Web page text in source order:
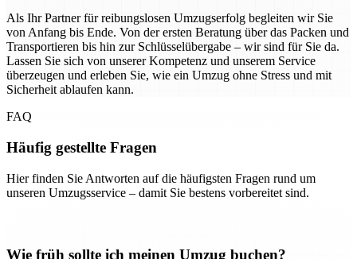
Als Ihr Partner für reibungslosen Umzugserfolg begleiten wir Sie
von Anfang bis Ende. Von der ersten Beratung über das Packen und
Transportieren bis hin zur Schlüsselübergabe – wir sind für Sie da.
Lassen Sie sich von unserer Kompetenz und unserem Service
überzeugen und erleben Sie, wie ein Umzug ohne Stress und mit
Sicherheit ablaufen kann.
FAQ
Häufig gestellte Fragen
Hier finden Sie Antworten auf die häufigsten Fragen rund um
unseren Umzugsservice – damit Sie bestens vorbereitet sind.
Wie früh sollte ich meinen Umzug buchen?